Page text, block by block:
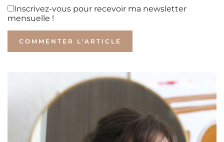
Inscrivez-vous pour recevoir ma newsletter
mensuelle !